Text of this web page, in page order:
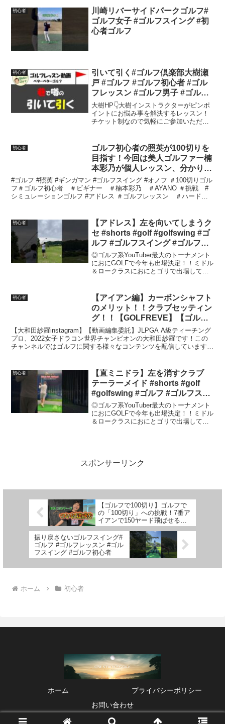
初心者
川崎リバーサイドパークゴルフ#
ゴルフ女子 #ゴルフスイング #初
心者ゴルフ
初心者
引いて引く#ゴルフ倶楽部大樹瀬
戸 #ゴルフ #ゴルフ初心者 #ゴル
フレッスン #ゴルフ男子 #ゴルフ
スクール
大樹HP👇大樹インストラクターがピンポ
イントにお悩み事を解決するレッスン！
チケット制なので気軽にご参加いただけ
ゲスト川村茉由さん初登場！TTRを使っ
てスイング診断 ■...
初心者
ゴルフ初心者の照英が100切りを
目指す！今回は美人ゴルファー楠
本彩乃が個人レッスン、分かりや
すく教えてくれました！
#ゴルフ #照英 #ギンガマン #ゴルフスイング #オノフ ＃100切りゴル
フ＃ゴルフ初心者 ＃ビギナー ＃楠本彩乃 ＃AYANO ＃挑戦 #
シミュレーションゴルフ #アドレス ＃ゴルフレッスン ＃ハードス
初心者
【アドレス】左を向いてしまうク
セ #shorts #golf #golfswing #ゴ
ルフ #ゴルフスイング #ゴルフ初
心者 #ゴルフ練習 #スライス #フ
ェード #チーピン #ドロー
◎ゴルフ系YouTuber最大のトーナメント
におにGOLFで今年も出場決定！！ミドル
＆ロークラスにおにとゴリで出場してお
★LANVAN SPORT TOUNAMENT ...
初心者
【アイアン編】カーボンシャフト
のメリット！！クラブセッティン
グ！！【GOLFREVE】【ゴルフ
レッスン】
【大和田紗羅instagram】【動画編集委託】JLPGA A級ティーチング
プロ、2022女子ドラコン世界チャンピオンの大和田紗羅です！この
チャンネルではゴルフに関する様々なコンテンツを配信しています！
初心者
【直ミニドラ】左を消すクラブ
テーラーメイド #shorts #golf
#golfswing #ゴルフ #ゴルフスイ
ング #ゴルフ初心者 #ゴルフ練習
#スライス #フェード #チーピン #
ドロー
◎ゴルフ系YouTuber最大のトーナメント
におにGOLFで今年も出場決定！！ミドル
＆ロークラスにおにとゴリで出場してお
スポンサーリンク
【ゴルフで100切り】ゴルフで
の「100切り」への挑戦！7番ア
イアンで150ヤード飛ばせるの
か！？
振り戻さないゴルフスイング#
ゴルフ #ゴルフレッスン #ゴル
フスイング #ゴルフ初心者
ホーム 初心者
ホーム
プライバシーポリシー
お問い合わせ
© 2021 One Stroke Golf.